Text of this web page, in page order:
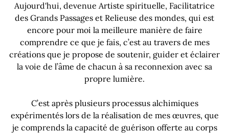
Aujourd'hui, devenue Artiste spirituelle, Facilitatrice
des Grands Passages et Relieuse des mondes, qui est
encore pour moi la meilleure manière de faire
comprendre ce que je fais, c’est au travers de mes
créations que je propose de soutenir, guider et éclairer
la voie de l’âme de chacun à sa reconnexion avec sa
propre lumière.
C’est après plusieurs processus alchimiques
expérimentés lors de la réalisation de mes œuvres, que
je comprends la capacité de guérison offerte au corps